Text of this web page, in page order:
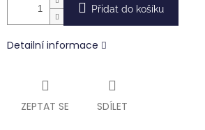
Přidat do košíku
Detailní informace
ZEPTAT SE SDÍLET